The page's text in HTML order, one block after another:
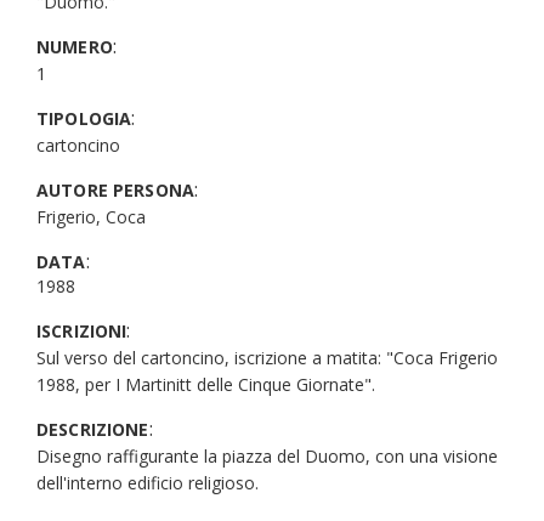
NUMERO:
1
TIPOLOGIA:
cartoncino
AUTORE PERSONA:
Frigerio, Coca
DATA:
1988
ISCRIZIONI:
Sul verso del cartoncino, iscrizione a matita: "Coca Frigerio
1988, per I Martinitt delle Cinque Giornate".
DESCRIZIONE:
Disegno raffigurante la piazza del Duomo, con una visione
dell'interno edificio religioso.